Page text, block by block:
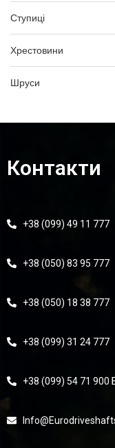
Ступиці
Хрестовини
Шруси
Контакти
+38 (099) 49 11 777
+38 (050) 83 95 777
+38 (050) 18 38 777
+38 (099) 31 24 777
+38 (099) 54 71 900